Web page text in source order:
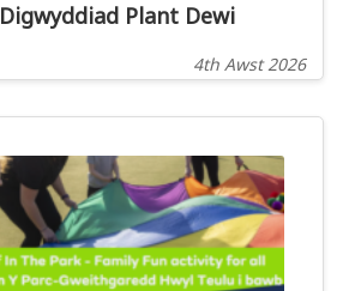
Digwyddiad Plant Dewi
4th Awst 2026